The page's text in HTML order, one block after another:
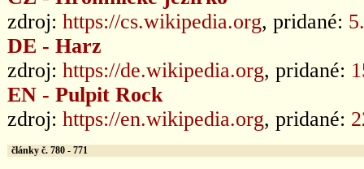
zdroj: https://cs.wikipedia.org, pridané:
DE - Harz
zdroj: https://de.wikipedia.org, pridané:
EN - Pulpit Rock
zdroj: https://en.wikipedia.org, pridané:
články č. 780 - 771